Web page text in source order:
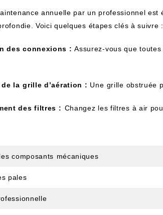
annuelle par un professionnel est
Voici quelques étapes clés ​à suivre :
des ‌connexions :Assurez-vous que
la ⁢grille d’aération : Une⁣ grille obstruée
des filtres ⁤:⁤ Changez les ‌filtres à air
composants ⁤mécaniques
pales